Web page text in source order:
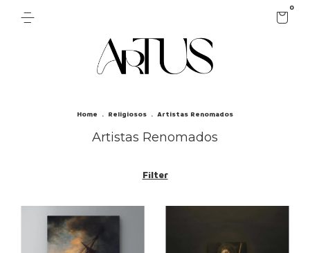
0
Home . Religiosos . Artistas Renomados
Artistas Renomados
Filter